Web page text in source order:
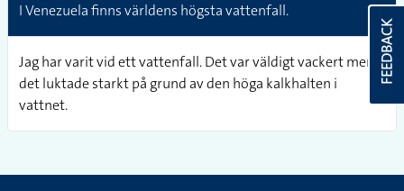
I Venezuela finns världens högsta vattenfall.
Jag har varit vid ett vattenfall. Det var väldigt vackert men
det luktade starkt på grund av den höga kalkhalten i
vattnet.
FEEDBACK